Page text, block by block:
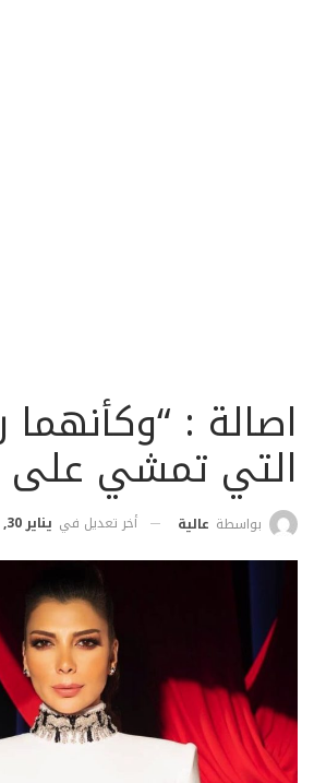
اصالة :
التي تمشي على
بواسطة عالية أخر تعديل في يناير 30, 2021